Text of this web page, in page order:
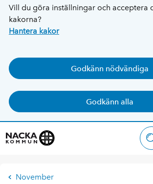
Vill du göra inställningar och acceptera
kakorna?
Hantera kakor
Godkänn nödvändiga
Godkänn alla
November